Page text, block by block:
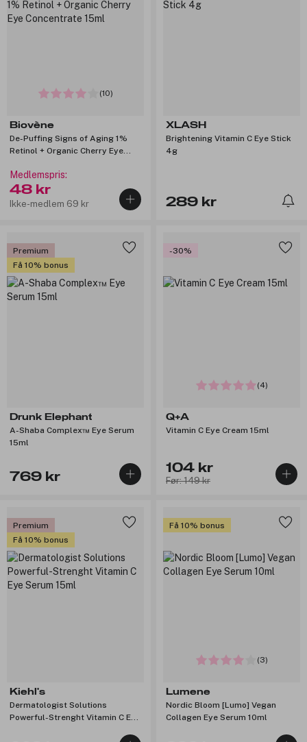
(10)
Biovène
De-Puffing Signs of Aging 1%
Retinol + Organic Cherry Eye
Medlemspris:
48 kr
Ikke-medlem 69 kr
XLASH
Brightening Vitamin C Eye Stick
4g
289 kr
Premium
Få 10% bonus
Drunk Elephant
A-Shaba Complex™ Eye Serum
15ml
769 kr
-30%
(4)
Q+A
Vitamin C Eye Cream 15ml
104 kr
Før: 149 kr
Premium
Få 10% bonus
Kiehl's
Dermatologist Solutions
Powerful-Strenght Vitamin C Eye
Få 10% bonus
(3)
Lumene
Nordic Bloom [Lumo] Vegan
Collagen Eye Serum 10ml